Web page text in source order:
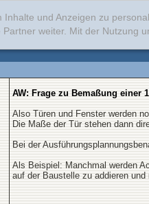
Inhalte und Anzeigen zu
weiter. Mit der Nutzung
AW: Frage zu Bemaßung einer
Also Türen und Fenster werden
Die Maße der Tür stehen dann
Bei der
Als Beispiel: Manchmal werden
auf der Baustelle zu addieren